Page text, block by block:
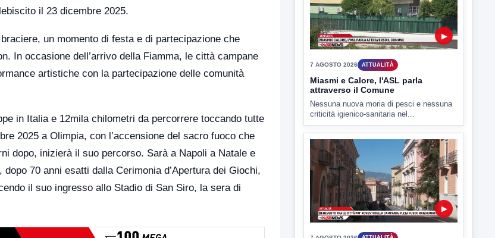
il 23 dicembre 2025.
un momento di festa e di partecipazione che
In occasione dell’arrivo della Fiamma, le città campane
artistiche con la partecipazione delle comunità
in Italia e 12mila chilometri da percorrere toccando tutte
2025 a Olimpia, con l’accensione del sacro fuoco che
dopo, inizierà il suo percorso. Sarà a Napoli a Natale e
70 anni esatti dalla Cerimonia d’Apertura dei Giochi,
il suo ingresso allo Stadio di San Siro, la sera di
VIDEO ATTUALITÀ
▶
7 AGOSTO 2026 ATTUALITÀ
Miasmi e Calore, l'ASL parla
attraverso il Comune
Nessuna nuova moria di pesci e nessuna
criticità igienico-sanitaria nel...